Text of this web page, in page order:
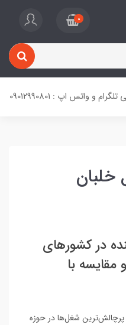
0
و واتس اپ : 09012990801
در کشورهای
با
شغل‌ها در حوزه